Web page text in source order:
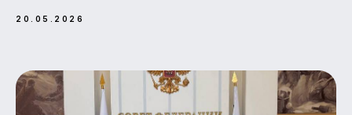
20.05.2026